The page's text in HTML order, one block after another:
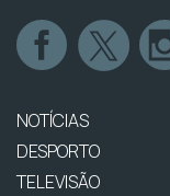
NOTÍCIAS
DESPORTO
TELEVISÃO